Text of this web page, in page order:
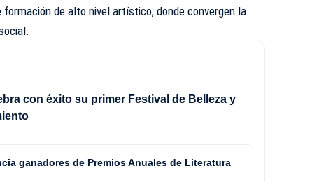
de alto nivel artístico, donde convergen la
con éxito su primer Festival de Belleza y
ganadores de Premios Anuales de Literatura